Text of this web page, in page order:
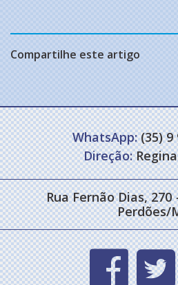
Compartilhe este artigo
WhatsApp:(35) 9
Direção:
Rua Fernão Dias, 270
Perdões/